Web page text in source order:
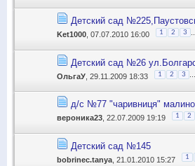
Детский сад
Ket1000 , 07.07.2010 16:00 1 2 3
Детский сад №26
ОльгаУ , 29.11.2009 18:33 1 2 3
д/с №77 "чаривниця"
вероника23 , 22.07.2009 19:19 1 2
Детский сад №145
bobrinec.tanya , 21.01.2010 15:27 1